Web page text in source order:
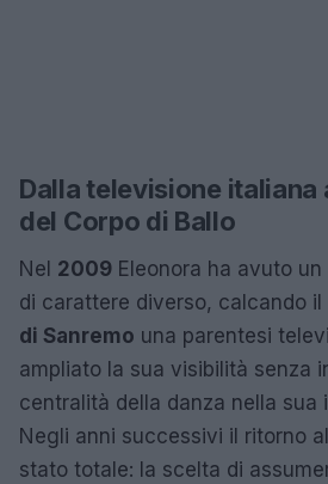
Dalla televisione italiana
del Corpo di Ballo
Nel 2009 Eleonora ha avuto
di carattere diverso, calcando il
di Sanremo una parentesi
ampliato la sua visibilità senza
centralità della danza nella sua
Negli anni successivi il ritorno
stato totale: la scelta di